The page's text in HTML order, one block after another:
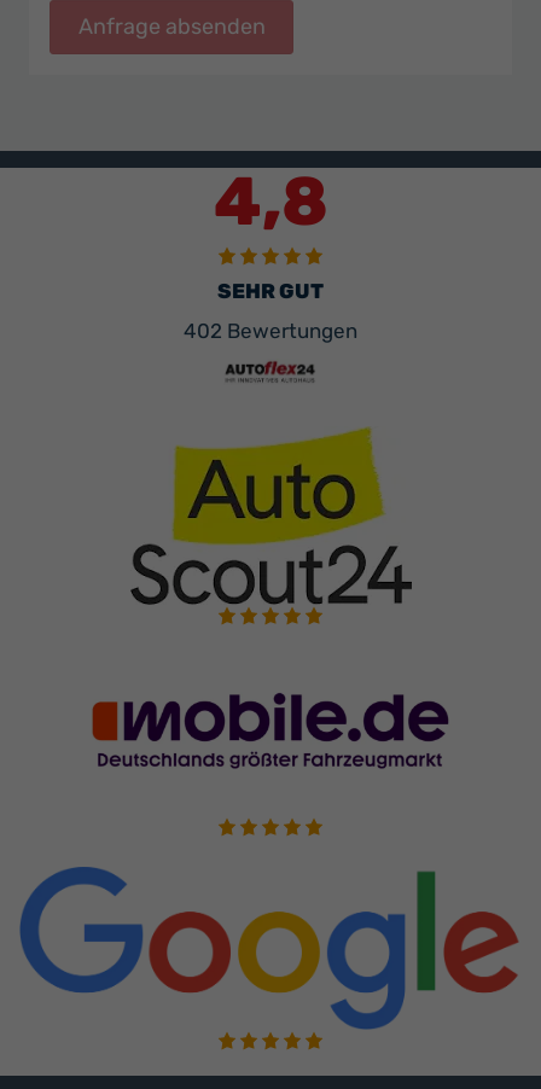
Anfrage absenden
4,8
SEHR GUT
402 Bewertungen